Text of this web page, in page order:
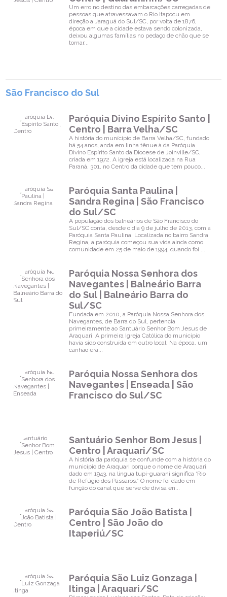
Um erro no destino das embarcações carregadas de
pessoas que atravessavam o Rio Itapocu em
direção a Jaraguá do Sul/SC, por volta de 1876,
época em que a cidade estava sendo colonizada,
deixou algumas famílias no pedaço de chão que se
tornar...
São Francisco do Sul
Paróquia Divino Espírito Santo |
Centro | Barra Velha/SC
A história do munícipio de Barra Velha/SC, fundado
há 54 anos, anda em linha tênue à da Paróquia
Divino Espírito Santo da Diocese de Joinville/SC,
criada em 1972. A igreja está localizada na Rua
Paraná, 301, no Centro da cidade que tem pouco...
Paróquia Santa Paulina |
Sandra Regina | São Francisco
do Sul/SC
A população dos balneários de São Francisco do
Sul/SC conta, desde o dia 9 de julho de 2013, com a
Paróquia Santa Paulina. Localizada no bairro Sandra
Regina, a paróquia começou sua vida ainda como
comunidade em 25 de maio de 1994, quando foi ...
Paróquia Nossa Senhora dos
Navegantes | Balneário Barra
do Sul | Balneário Barra do
Sul/SC
Fundada em 2010, a Paróquia Nossa Senhora dos
Navegantes, de Barra do Sul, pertencia
primeiramente ao Santuário Senhor Bom Jesus de
Araquari. A primeira Igreja Católica do município
havia sido construída em outro local. Na época, um
canhão era...
Paróquia Nossa Senhora dos
Navegantes | Enseada | São
Francisco do Sul/SC
Santuário Senhor Bom Jesus |
Centro | Araquari/SC
A história da paróquia se confunde com a história do
município de Araquari porque o nome de Araquari,
dado em 1943, na língua tupi-guarani significa ‘Rio
de Refúgio dos Pássaros.” O nome foi dado em
função do canal que serve de divisa en...
Paróquia São João Batista |
Centro | São João do
Itaperiú/SC
Paróquia São Luiz Gonzaga |
Itinga | Araquari/SC